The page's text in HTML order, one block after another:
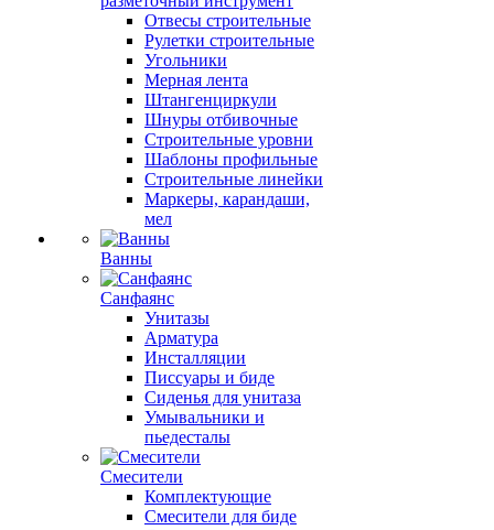
Отвесы строительные
Рулетки строительные
Угольники
Мерная лента
Штангенциркули
Шнуры отбивочные
Строительные уровни
Шаблоны профильные
Строительные линейки
Маркеры, карандаши,
мел
Ванны
Санфаянс
Унитазы
Арматура
Инсталляции
Писсуары и биде
Сиденья для унитаза
Умывальники и
пьедесталы
Смесители
Комплектующие
Смесители для биде